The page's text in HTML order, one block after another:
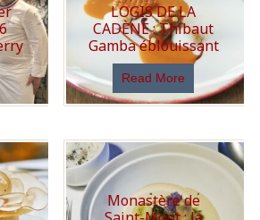
LOGIS DE LA
CADÈNE : Thibaut
Gamba éblouissant
Read More
Monastère de